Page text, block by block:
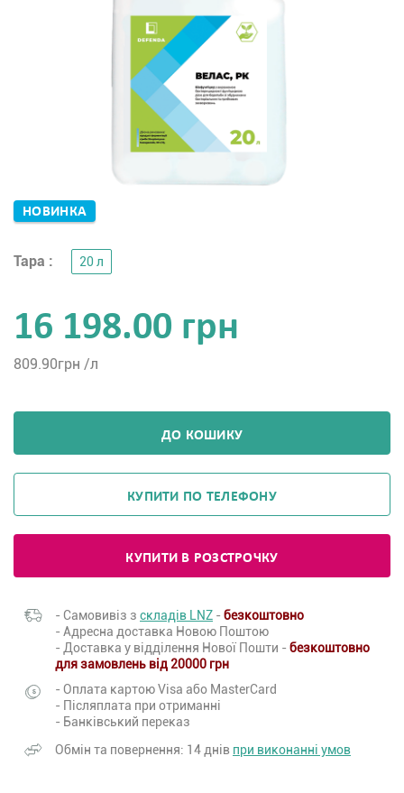
НОВИНКА
Тара : 20 л
16 198.00 грн
809.90грн /л
ДО КОШИКУ
КУПИТИ ПО ТЕЛЕФОНУ
КУПИТИ В РОЗСТРОЧКУ
- Самовивіз з складів LNZ - безкоштовно
- Адресна доставка Новою Поштою
- Доставка у відділення Нової Пошти - безкоштовно
для замовлень від 20000 грн
- Оплата картою Visa або MasterCard
- Післяплата при отриманні
- Банківський переказ
Обмін та повернення: 14 днів при виконанні умов